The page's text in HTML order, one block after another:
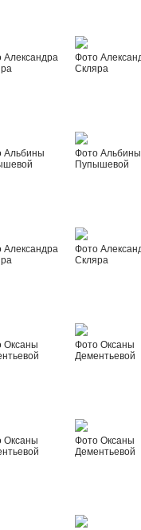
Александра
Фото
Скляра
Альбины
Фото Альбины
Пупышевой
Александра
Фото
Скляра
Оксаны
Фото Оксаны
Дементьевой
Оксаны
Фото Оксаны
Дементьевой